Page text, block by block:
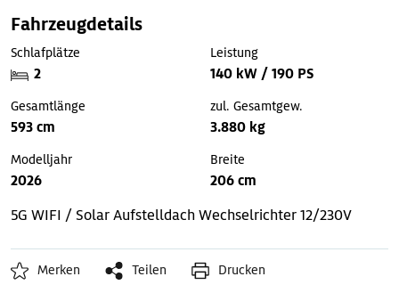
Fahrzeugdetails
Schlafplätze
2
Leistung
140 kW / 190 PS
Gesamtlänge
593 cm
zul. Gesamtgew.
3.880 kg
Modelljahr
2026
Breite
206 cm
5G WIFI / SolarAufstelldachWechselrichter 12/230V
Merken Teilen Drucken